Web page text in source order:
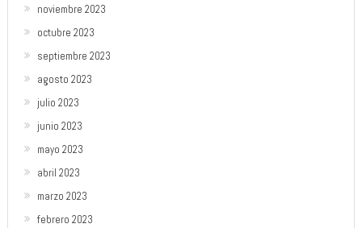
noviembre 2023
octubre 2023
septiembre 2023
agosto 2023
julio 2023
junio 2023
mayo 2023
abril 2023
marzo 2023
febrero 2023